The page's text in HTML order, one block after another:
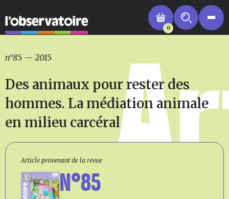
0
n°85 — 2015
Des animaux pour rester des
hommes. La médiation animale
en milieu carcéral
Article provenant de la revue
N°85